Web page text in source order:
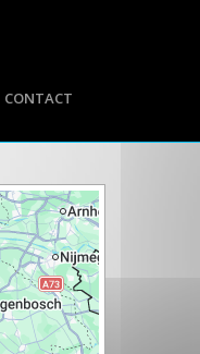
CONTACT